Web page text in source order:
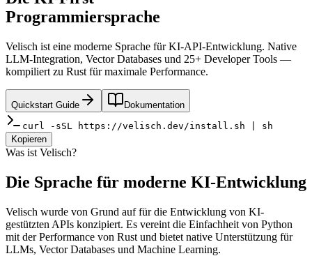
Programmiersprache
Velisch ist eine moderne Sprache für KI-API-Entwicklung. Native
LLM-Integration, Vector Databases und 25+ Developer Tools —
kompiliert zu Rust für maximale Performance.
Quickstart Guide
Dokumentation
curl -sSL https://velisch.dev/install.sh | sh
Kopieren
Was ist Velisch?
Die Sprache für moderne KI-Entwicklung
Velisch wurde von Grund auf für die Entwicklung von KI-
gestützten APIs konzipiert. Es vereint die Einfachheit von Python
mit der Performance von Rust und bietet native Unterstützung für
LLMs, Vector Databases und Machine Learning.